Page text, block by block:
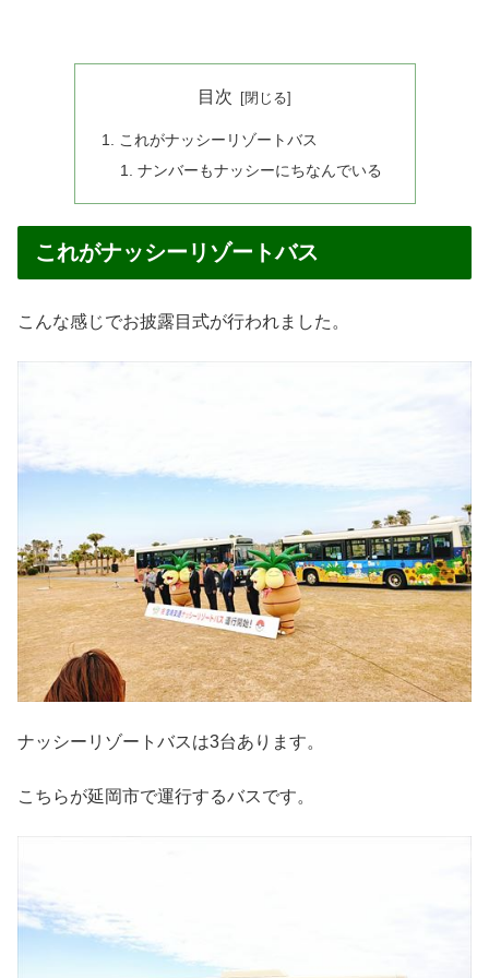
目次
これがナッシーリゾートバス
ナンバーもナッシーにちなんでいる
これがナッシーリゾートバス
こんな感じでお披露目式が行われました。
ナッシーリゾートバスは3台あります。
こちらが延岡市で運行するバスです。